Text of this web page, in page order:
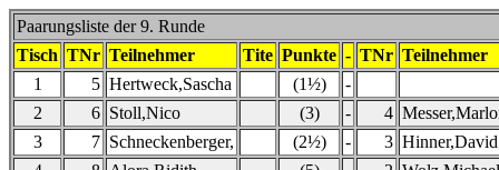
Paarungsliste der 9. Runde
Tisch TNr Teilnehmer Tite Punkte - TNr Teilnehmer
1
5 Hertweck,Sascha (1½)
-
2
6 Stoll,Nico (3) - 4
3
7 Schneckenberger, (2½) - 3 Hinner,David